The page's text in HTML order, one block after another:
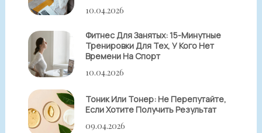
10.04.2026
Фитнес Для Занятых: 15-Минутные
Тренировки Для Тех, У Кого Нет
Времени На Спорт
10.04.2026
Тоник Или Тонер: Не Перепутайте,
Если Хотите Получить Результат
09.04.2026